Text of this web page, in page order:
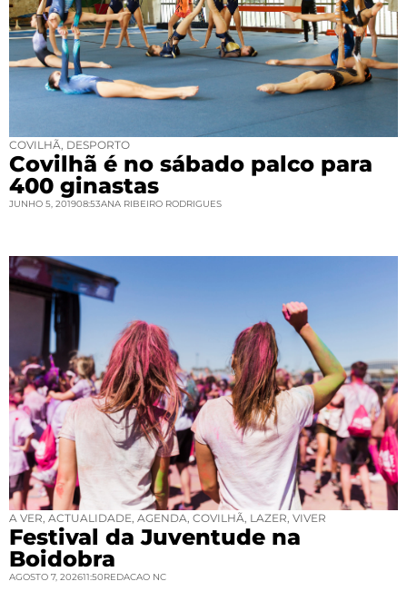
COVILHÃ DESPORTO
Covilhã é no sábado palco para
400 ginastas
JUNHO 5, 201908:53ANA RIBEIRO RODRIGUES
A VER ACTUALIDADE AGENDA COVILHÃ LAZER VIVER
Festival da Juventude na
Boidobra
AGOSTO 7, 202611:50REDACAO NC